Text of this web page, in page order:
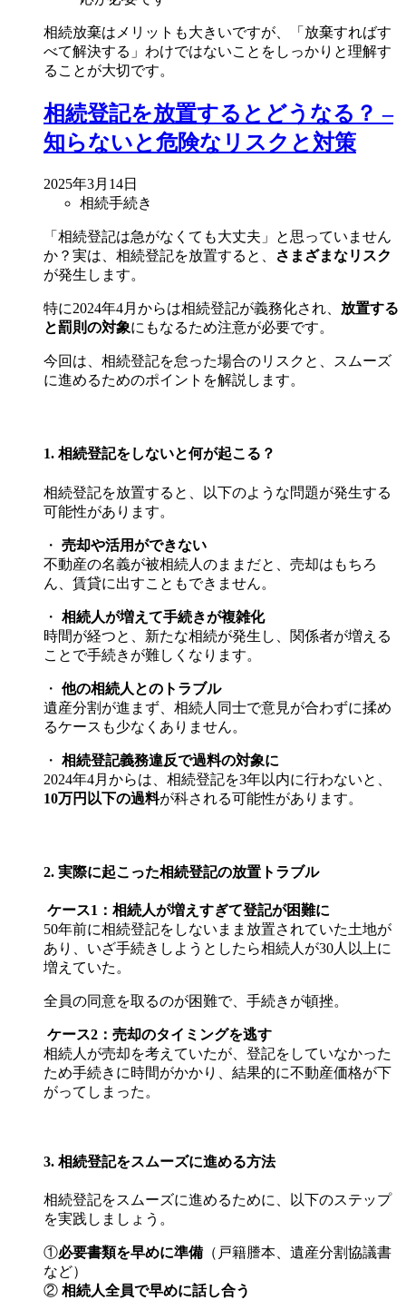
相続放棄はメリットも大きいですが、「放棄すればす
べて解決する」わけではないことをしっかりと理解す
ることが大切です。
相続登記を放置するとどうなる？ –
知らないと危険なリスクと対策
2025年3月14日
相続手続き
「相続登記は急がなくても大丈夫」と思っていません
か？実は、相続登記を放置すると、
さまざまなリスク
が発生します。
特に2024年4月からは相続登記が義務化され、 放置する
と罰則の対象にもなるため注意が必要です。
今回は、相続登記を怠った場合のリスクと、スムーズ
に進めるためのポイントを解説します。
1. 相続登記をしないと何が起こる？
相続登記を放置すると、以下のような問題が発生する
可能性があります。
・ 売却や活用ができない
不動産の名義が被相続人のままだと、売却はもちろ
ん、賃貸に出すこともできません。
・ 相続人が増えて手続きが複雑化
時間が経つと、新たな相続が発生し、関係者が増える
ことで手続きが難しくなります。
・ 他の相続人とのトラブル
遺産分割が進まず、相続人同士で意見が合わずに揉め
るケースも少なくありません。
・ 相続登記義務違反で過料の対象に
2024年4月からは、相続登記を3年以内に行わないと、
10万円以下の過料が科される可能性があります。
2. 実際に起こった相続登記の放置トラブル
ケース1：相続人が増えすぎて登記が困難に
50年前に相続登記をしないまま放置されていた土地が
あり、いざ手続きしようとしたら相続人が30人以上に
増えていた。
全員の同意を取るのが困難で、手続きが頓挫。
ケース2：売却のタイミングを逃す
相続人が売却を考えていたが、登記をしていなかった
ため手続きに時間がかかり、結果的に不動産価格が下
がってしまった。
3. 相続登記をスムーズに進める方法
相続登記をスムーズに進めるために、以下のステップ
を実践しましょう。
①必要書類を早めに準備 （戸籍謄本、遺産分割協議書
など）
② 相続人全員で早めに話し合う